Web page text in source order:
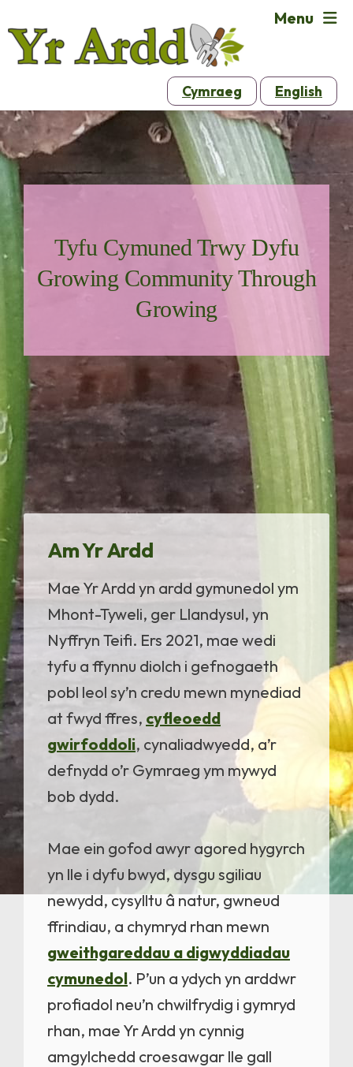
Cymraeg English
Menu
Tyfu Cymuned Trwy Dyfu
Growing Community Through
Growing
Am Yr Ardd
Mae Yr Ardd yn ardd gymunedol ym
Mhont-Tyweli, ger Llandysul, yn
Nyffryn Teifi. Ers 2021, mae wedi
tyfu a ffynnu diolch i gefnogaeth
pobl leol sy’n credu mewn mynediad
at fwyd ffres, cyfleoedd
gwirfoddoli, cynaliadwyedd, a’r
defnydd o’r Gymraeg ym mywyd
bob dydd.
Mae ein gofod awyr agored hygyrch
yn lle i dyfu bwyd, dysgu sgiliau
newydd, cysylltu â natur, gwneud
ffrindiau, a chymryd rhan mewn
gweithgareddau a digwyddiadau
cymunedol. P’un a ydych yn arddwr
profiadol neu’n chwilfrydig i gymryd
rhan, mae Yr Ardd yn cynnig
amgylchedd croesawgar lle gall